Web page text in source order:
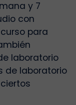
y 7
con
para
laboratorio
de laboratorio